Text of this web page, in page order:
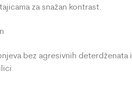
za snažan kontrast.
bez agresivnih deterdženata i